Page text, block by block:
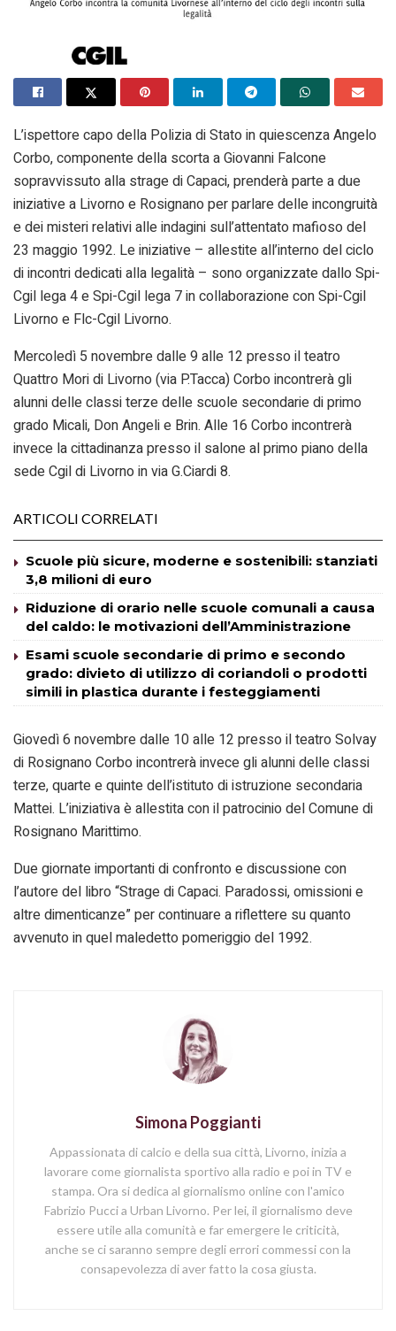
L’ispettore capo della Polizia di Stato in quiescenza Angelo
Corbo, componente della scorta a Giovanni Falcone
sopravvissuto alla strage di Capaci, prenderà parte a due
iniziative a Livorno e Rosignano per parlare delle incongruità
e dei misteri relativi alle indagini sull’attentato mafioso del
23 maggio 1992. Le iniziative – allestite all’interno del ciclo
di incontri dedicati alla legalità – sono organizzate dallo Spi-
Cgil lega 4 e Spi-Cgil lega 7 in collaborazione con Spi-Cgil
Livorno e Flc-Cgil Livorno.
Mercoledì 5 novembre dalle 9 alle 12 presso il teatro
Quattro Mori di Livorno (via P.Tacca) Corbo incontrerà gli
alunni delle classi terze delle scuole secondarie di primo
grado Micali, Don Angeli e Brin. Alle 16 Corbo incontrerà
invece la cittadinanza presso il salone al primo piano della
sede Cgil di Livorno in via G.Ciardi 8.
ARTICOLI CORRELATI
Scuole più sicure, moderne e sostenibili: stanziati
3,8 milioni di euro
Riduzione di orario nelle scuole comunali a causa
del caldo: le motivazioni dell’Amministrazione
Esami scuole secondarie di primo e secondo
grado: divieto di utilizzo di coriandoli o prodotti
simili in plastica durante i festeggiamenti
Giovedì 6 novembre dalle 10 alle 12 presso il teatro Solvay
di Rosignano Corbo incontrerà invece gli alunni delle classi
terze, quarte e quinte dell’istituto di istruzione secondaria
Mattei. L’iniziativa è allestita con il patrocinio del Comune di
Rosignano Marittimo.
Due giornate importanti di confronto e discussione con
l’autore del libro “Strage di Capaci. Paradossi, omissioni e
altre dimenticanze” per continuare a riflettere su quanto
avvenuto in quel maledetto pomeriggio del 1992.
Simona Poggianti
Appassionata di calcio e della sua città, Livorno, inizia a
lavorare come giornalista sportivo alla radio e poi in TV e
stampa. Ora si dedica al giornalismo online con l'amico
Fabrizio Pucci a Urban Livorno. Per lei, il giornalismo deve
essere utile alla comunità e far emergere le criticità,
anche se ci saranno sempre degli errori commessi con la
consapevolezza di aver fatto la cosa giusta.